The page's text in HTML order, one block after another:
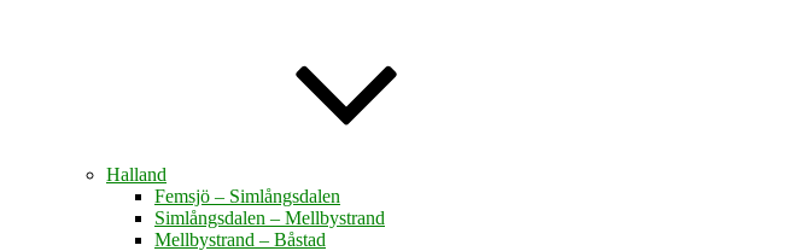
Halland
Femsjö – Simlångsdalen
Simlångsdalen – Mellbystrand
Mellbystrand – Båstad